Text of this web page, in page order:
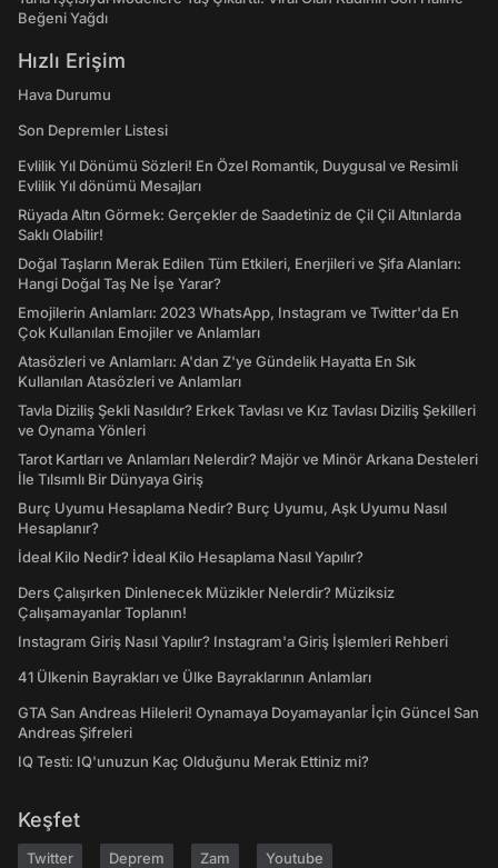
Beğeni Yağdı
Hızlı Erişim
Hava Durumu
Son Depremler Listesi
Evlilik Yıl Dönümü Sözleri! En Özel Romantik, Duygusal ve Resimli
Evlilik Yıl dönümü Mesajları
Rüyada Altın Görmek: Gerçekler de Saadetiniz de Çil Çil Altınlarda
Saklı Olabilir!
Doğal Taşların Merak Edilen Tüm Etkileri, Enerjileri ve Şifa Alanları:
Hangi Doğal Taş Ne İşe Yarar?
Emojilerin Anlamları: 2023 WhatsApp, Instagram ve Twitter'da En
Çok Kullanılan Emojiler ve Anlamları
Atasözleri ve Anlamları: A'dan Z'ye Gündelik Hayatta En Sık
Kullanılan Atasözleri ve Anlamları
Tavla Diziliş Şekli Nasıldır? Erkek Tavlası ve Kız Tavlası Diziliş Şekilleri
ve Oynama Yönleri
Tarot Kartları ve Anlamları Nelerdir? Majör ve Minör Arkana Desteleri
İle Tılsımlı Bir Dünyaya Giriş
Burç Uyumu Hesaplama Nedir? Burç Uyumu, Aşk Uyumu Nasıl
Hesaplanır?
İdeal Kilo Nedir? İdeal Kilo Hesaplama Nasıl Yapılır?
Ders Çalışırken Dinlenecek Müzikler Nelerdir? Müziksiz
Çalışamayanlar Toplanın!
Instagram Giriş Nasıl Yapılır? Instagram'a Giriş İşlemleri Rehberi
41 Ülkenin Bayrakları ve Ülke Bayraklarının Anlamları
GTA San Andreas Hileleri! Oynamaya Doyamayanlar İçin Güncel San
Andreas Şifreleri
IQ Testi: IQ'unuzun Kaç Olduğunu Merak Ettiniz mi?
Keşfet
Twitter Deprem Zam Youtube